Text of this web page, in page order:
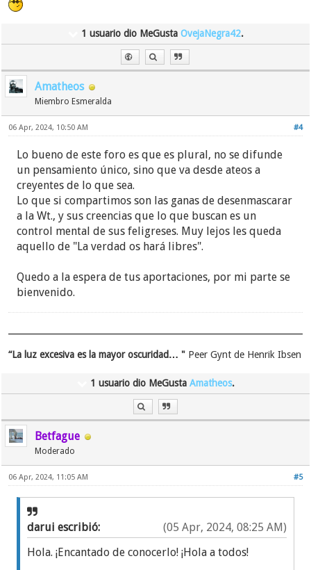
1 usuario dio MeGusta OvejaNegra42.
Amatheos
Miembro Esmeralda
#4
06 Apr, 2024, 10:50 AM
Lo bueno de este foro es que es plural, no se difunde
un pensamiento único, sino que va desde ateos a
creyentes de lo que sea.
Lo que si compartimos son las ganas de desenmascarar
a la Wt., y sus creencias que lo que buscan es un
control mental de sus feligreses. Muy lejos les queda
aquello de "La verdad os hará libres".
Quedo a la espera de tus aportaciones, por mi parte se
bienvenido.
“La luz excesiva es la mayor oscuridad… " Peer Gynt de Henrik Ibsen
1 usuario dio MeGusta Amatheos.
Betfague
Moderado
#5
06 Apr, 2024, 11:05 AM
(05 Apr, 2024, 08:25 AM)
darui escribió:
Hola. ¡Encantado de conocerlo! ¡Hola a todos!